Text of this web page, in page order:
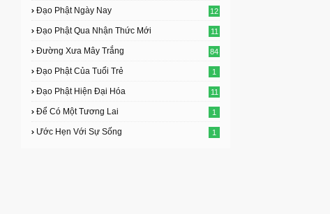
Đạo Phật Ngày Nay 12
Đạo Phật Qua Nhận Thức Mới 11
Đường Xưa Mây Trắng 84
Đạo Phật Của Tuổi Trẻ 1
Đạo Phật Hiện Đại Hóa 11
Để Có Một Tương Lai 1
Ước Hẹn Với Sự Sống 1